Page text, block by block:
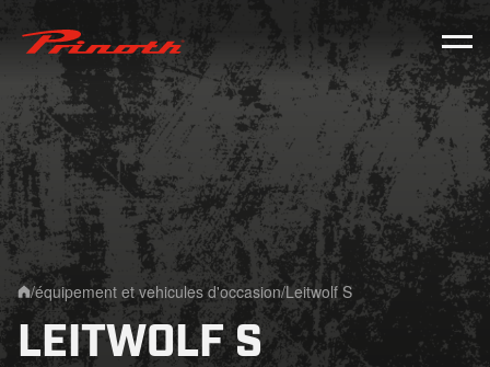
Prinoth - Corporate Website
Home
/équipement et vehicules d'occasion/Leitwolf S
LEITWOLF S